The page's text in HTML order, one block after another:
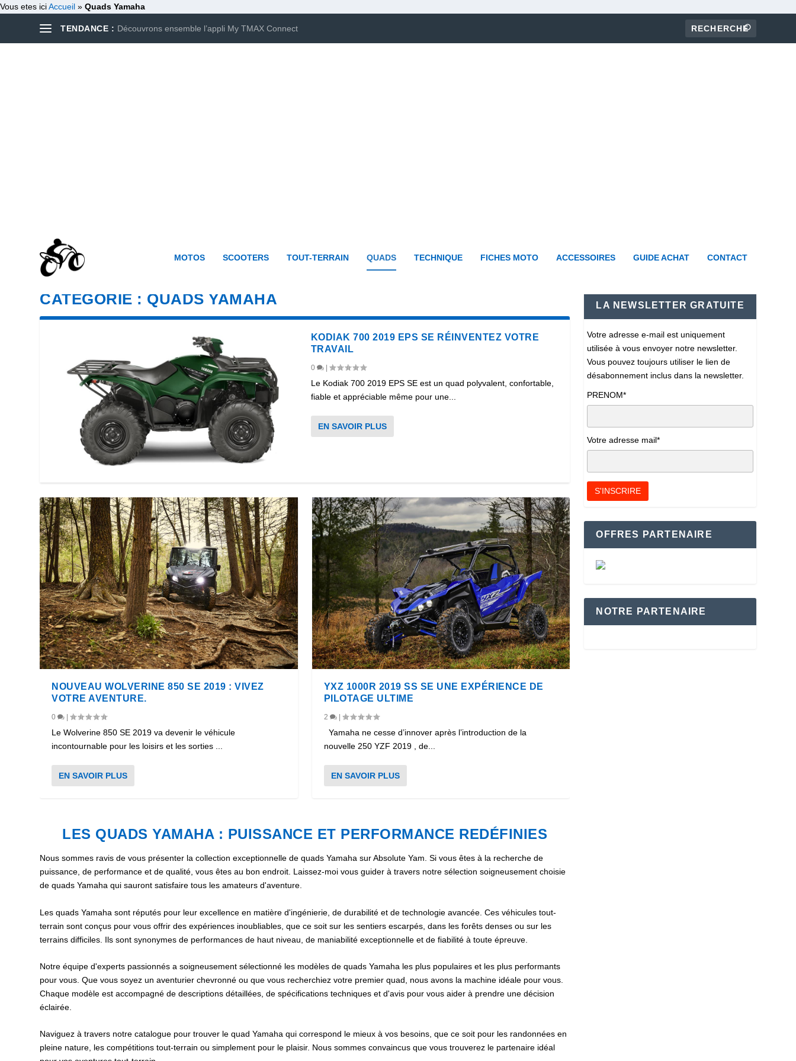
Vous etes iciAccueil » Quads Yamaha
TENDANCE : Découvrons ensemble l’appli My TMAX Connect
MOTOS SCOOTERS TOUT-TERRAIN QUADS TECHNIQUE FICHES MOTO ACCESSOIRES GUIDE ACHAT CONTACT
CATÉGORIE : QUADS YAMAHA
KODIAK 700 2019 EPS SE RÉINVENTEZ VOTRE
TRAVAIL
0 |
Le Kodiak 700 2019 EPS SE est un quad polyvalent, confortable,
fiable et appréciable même pour une...
EN SAVOIR PLUS
NOUVEAU WOLVERINE 850 SE 2019 : VIVEZ
VOTRE AVENTURE.
0 |
Le Wolverine 850 SE 2019 va devenir le véhicule
incontournable pour les loisirs et les sorties ...
EN SAVOIR PLUS
YXZ 1000R 2019 SS SE UNE EXPÉRIENCE DE
PILOTAGE ULTIME
2 |
Yamaha ne cesse d’innover après l’introduction de la
nouvelle 250 YZF 2019 , de...
EN SAVOIR PLUS
LES QUADS YAMAHA : PUISSANCE ET PERFORMANCE REDÉFINIES
Nous sommes ravis de vous présenter la collection exceptionnelle de quads Yamaha sur Absolute Yam. Si vous êtes à la recherche de
puissance, de performance et de qualité, vous êtes au bon endroit. Laissez-moi vous guider à travers notre sélection soigneusement choisie
de quads Yamaha qui sauront satisfaire tous les amateurs d'aventure.
Les quads Yamaha sont réputés pour leur excellence en matière d'ingénierie, de durabilité et de technologie avancée. Ces véhicules tout-
terrain sont conçus pour vous offrir des expériences inoubliables, que ce soit sur les sentiers escarpés, dans les forêts denses ou sur les
terrains difficiles. Ils sont synonymes de performances de haut niveau, de maniabilité exceptionnelle et de fiabilité à toute épreuve.
Notre équipe d'experts passionnés a soigneusement sélectionné les modèles de quads Yamaha les plus populaires et les plus performants
pour vous. Que vous soyez un aventurier chevronné ou que vous recherchiez votre premier quad, nous avons la machine idéale pour vous.
Chaque modèle est accompagné de descriptions détaillées, de spécifications techniques et d'avis pour vous aider à prendre une décision
éclairée.
Naviguez à travers notre catalogue pour trouver le quad Yamaha qui correspond le mieux à vos besoins, que ce soit pour les randonnées en
pleine nature, les compétitions tout-terrain ou simplement pour le plaisir. Nous sommes convaincus que vous trouverez le partenaire idéal
LA NEWSLETTER GRATUITE
Votre adresse e-mail est uniquement
utilisée à vous envoyer notre newsletter.
Vous pouvez toujours utiliser le lien de
désabonnement inclus dans la newsletter.
PRENOM*
Votre adresse mail*
OFFRES PARTENAIRE
NOTRE PARTENAIRE